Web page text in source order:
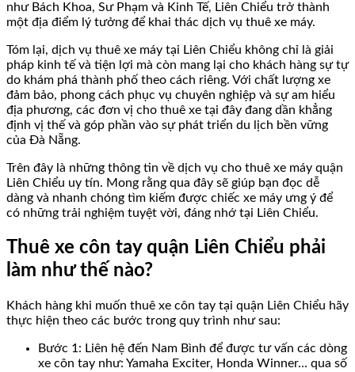
như Bách Khoa, Sư Phạm và Kinh Tế, Liên Chiểu trở thành
một địa điểm lý tưởng để khai thác dịch vụ thuê xe máy.
Tóm lại, dịch vụ thuê xe máy tại Liên Chiểu không chỉ là giải
pháp kinh tế và tiện lợi mà còn mang lại cho khách hàng sự tự
do khám phá thành phố theo cách riêng. Với chất lượng xe
đảm bảo, phong cách phục vụ chuyên nghiệp và sự am hiểu
địa phương, các đơn vị cho thuê xe tại đây đang dần khẳng
định vị thế và góp phần vào sự phát triển du lịch bền vững
của Đà Nẵng.
Trên đây là những thông tin về dịch vụ cho thuê xe máy quận
Liên Chiểu uy tín. Mong rằng qua đây sẽ giúp bạn đọc dễ
dàng và nhanh chóng tìm kiếm được chiếc xe máy ưng ý để
có những trải nghiệm tuyệt vời, đáng nhớ tại Liên Chiểu.
Thuê xe côn tay quận Liên Chiểu phải
làm như thế nào?
Khách hàng khi muốn thuê xe côn tay tại quận Liên Chiểu hãy
thực hiện theo các bước trong quy trình như sau:
Bước 1: Liên hệ đến Nam Bình để được tư vấn các dòng
xe côn tay như: Yamaha Exciter, Honda Winner… qua số